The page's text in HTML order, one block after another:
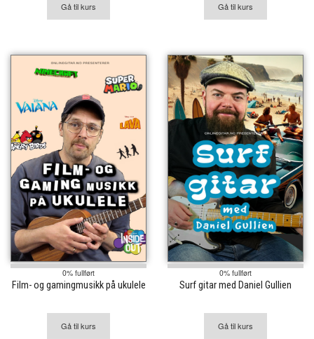
Gå til kurs Gå til kurs
0% fullført
Film- og gamingmusikk på ukulele
Gå til kurs
0% fullført
Surf gitar med Daniel Gullien
Gå til kurs